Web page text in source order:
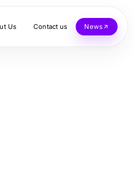
Us Contact us News